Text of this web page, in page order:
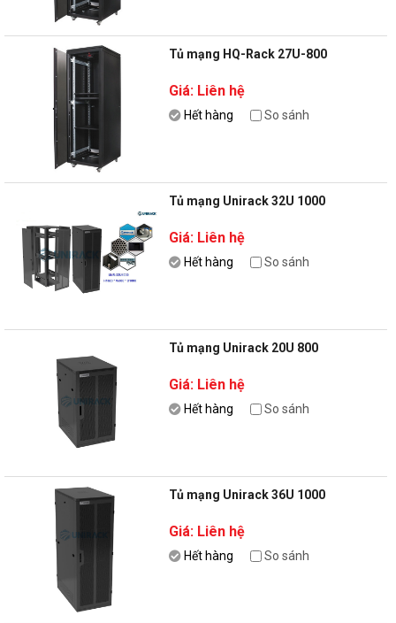
Tủ mạng HQ-Rack 27U-800
Giá: Liên hệ
Hết hàng So sánh
Tủ mạng Unirack 32U 1000
Giá: Liên hệ
Hết hàng So sánh
Tủ mạng Unirack 20U 800
Giá: Liên hệ
Hết hàng So sánh
Tủ mạng Unirack 36U 1000
Giá: Liên hệ
Hết hàng So sánh